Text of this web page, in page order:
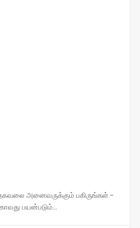
அனைவருக்கும் பகிருங்கள் -
பயன்படும்...